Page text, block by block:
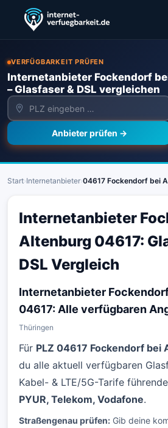
VERFÜGBARKEIT PRÜFEN
Internetanbieter Fockendorf
– Glasfaser & DSL vergleichen
Anbieter prüfen →
Start›Internetanbieter›04617 Fockendorf bei
Internetanbieter
Altenburg 04617:
DSL Vergleich
Internetanbieter
04617: Alle verfügbaren
Thüringen
Für PLZ 04617 Fockendorf bei
du alle aktuell verfügbaren
Kabel- & LTE/5G-Tarife
PYUR, Telekom, Vodafone.
Straßengenau prüfen: Gib deine